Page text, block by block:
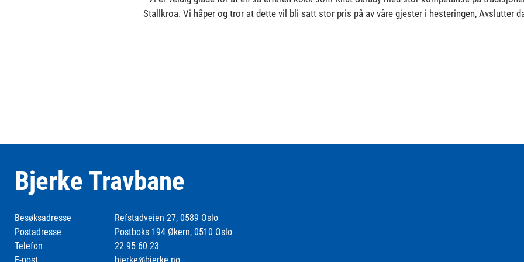
Stallkroa. Vi håper og tror at dette vil bli satt stor pris på av våre gjester i hesteringen, Avslutter
Bjerke Travbane
Besøksadresse
Refstadveien 27, 0589 Oslo
Postadresse
Postboks 194 Økern, 0510 Oslo
Telefon
22 95 60 23